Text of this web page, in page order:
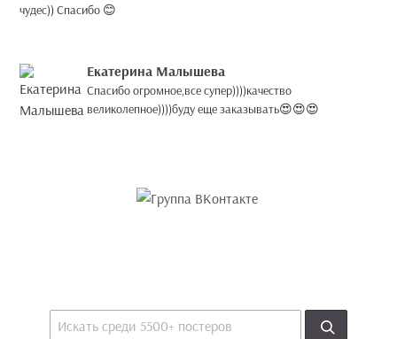
чудес)) Спасибо 😊
Екатерина Малышева
Спасибо огромное,все супер))))качество
великолепное))))буду еще заказывать😍😍😍